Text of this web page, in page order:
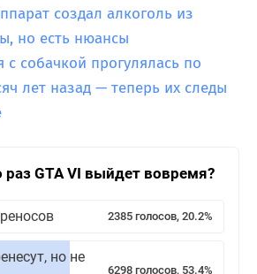
создал алкоголь из
но есть нюансы
с собачкой прогулялась по
лет назад — теперь их следы
раз GTA VI выйдет вовремя?
2385 голосов, 20.2%
но не
6298 голосов, 53.4%